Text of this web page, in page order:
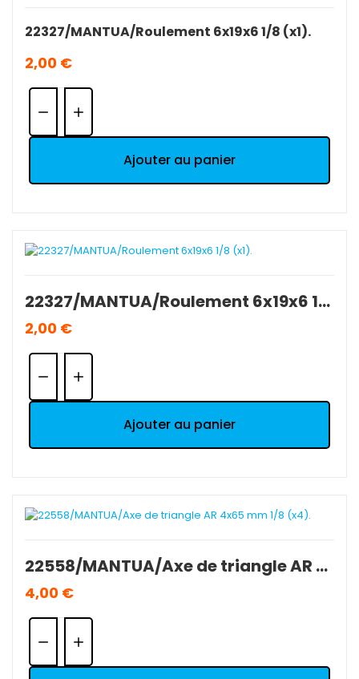
22327/MANTUA/Roulement 6x19x6 1/8 (x1).
2,00 €
Quantité:
Ajouter au panier
22327/MANTUA/Roulement 6x19x6 1/8 (x1).
2,00 €
Quantité:
Ajouter au panier
22558/MANTUA/Axe de triangle AR 4x65 mm 1/8 (x4).
4,00 €
Quantité: